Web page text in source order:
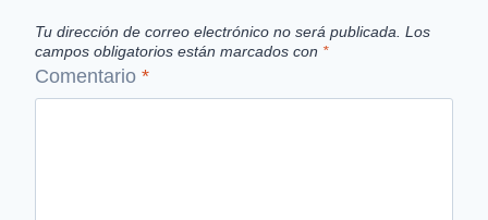
Tu dirección de correo electrónico no será publicada. Los
campos obligatorios están marcados con *
Comentario *